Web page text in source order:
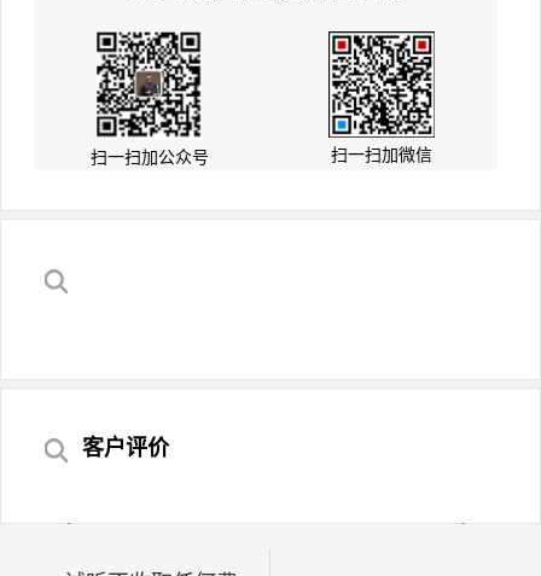
扫一扫加公众号 扫一扫加微信
客户评价
‹ ›